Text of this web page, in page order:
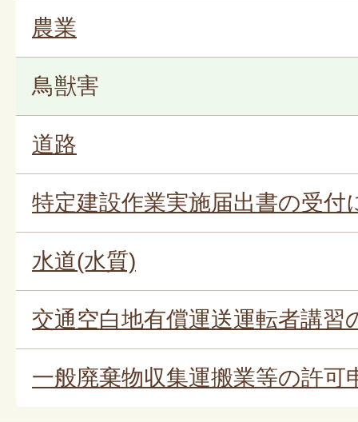
農業
鳥獣害
道路
特定建設作業実施届出書の受付
水道(水質)
交通空白地有償運送運転者講習
一般廃棄物収集運搬業等の許